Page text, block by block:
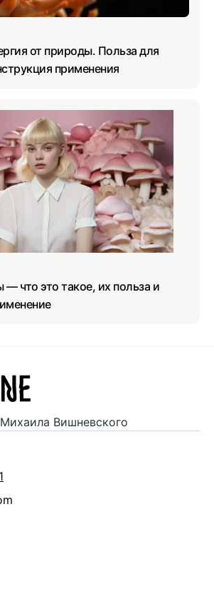
от природы. Польза для
применения
— что это такое, их польза и
Михаила Вишневского